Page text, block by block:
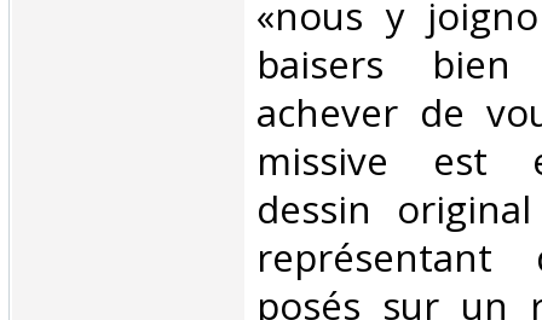
«nous y
baisers
achever de
missive est
dessin
représentant
posés sur un